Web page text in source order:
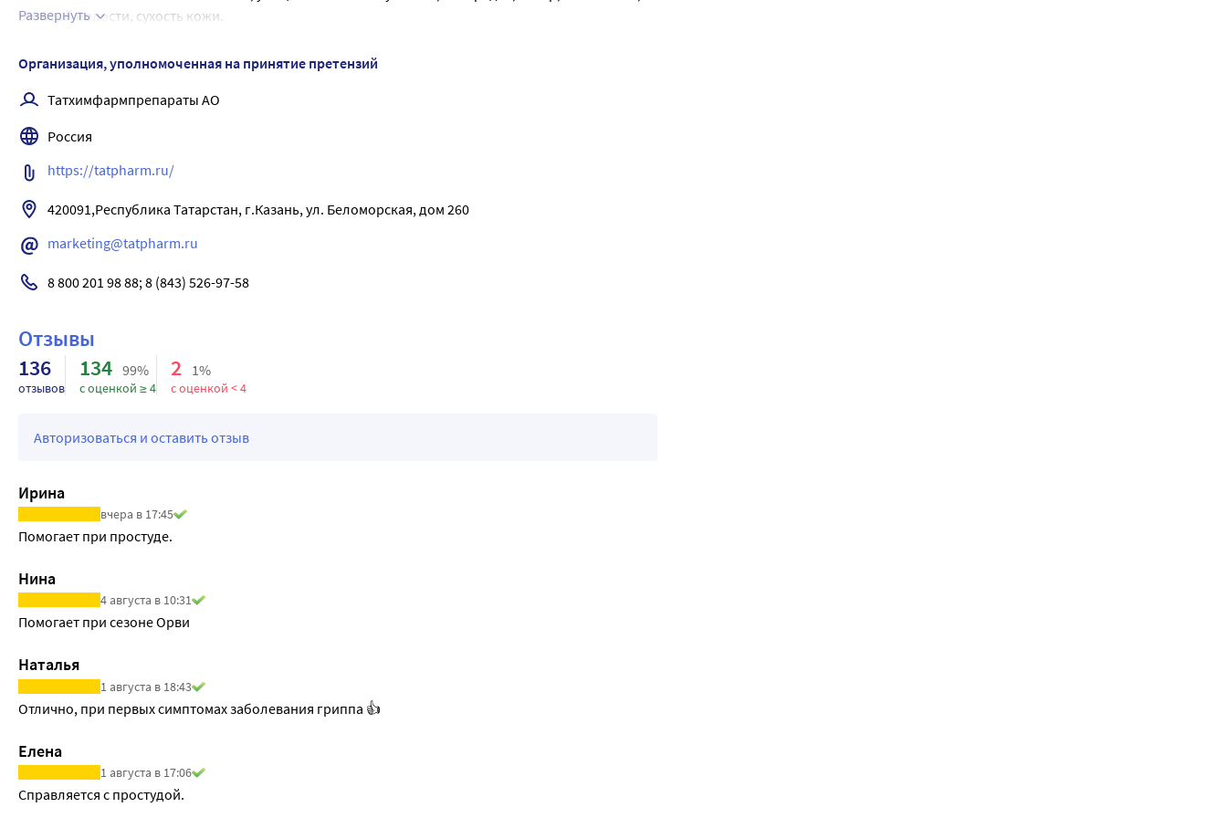
и у лиц пожилого возраста может накапливаться в токсических концентрациях, если доза не корректируется пропорционально
уменьшению клиренса креатинина (КК).
ротовой полости, сухость кожи.
частично выводится при гемодиализе.
Развернуть
Организация, уполномоченная на принятие претензий
Татхимфармпрепараты АО
Россия
https://tatpharm.ru/
420091,Республика Татарстан, г.Казань, ул. Беломорская, дом 260
marketing@tatpharm.ru
8 800 201 98 88; 8 (843) 526-97-58
Отзывы
136
отзывов
134 99%
с оценкой ≥ 4
2 1%
с оценкой < 4
Авторизоваться и оставить отзыв
Ирина
вчера в 17:45
Помогает при простуде.
Нина
4 августа в 10:31
Помогает при сезоне Орви
Наталья
1 августа в 18:43
Отлично, при первых симптомах заболевания гриппа 👍
Елена
1 августа в 17:06
Справляется с простудой.